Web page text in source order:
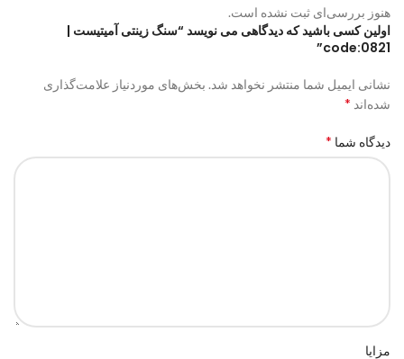
هنوز بررسی‌ای ثبت نشده است.
اولین کسی باشید که دیدگاهی می نویسد “سنگ زینتی آمیتیست |
code:0821”
نشانی ایمیل شما منتشر نخواهد شد. بخش‌های موردنیاز علامت‌گذاری
شده‌اند *
دیدگاه شما *
مزایا